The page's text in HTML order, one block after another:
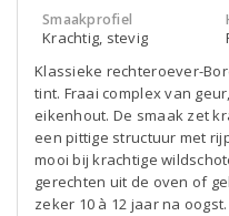
Smaakprofiel
Krachtig, stevig
Klassieke rechteroever-
tint. Fraai complex van
eikenhout. De smaak zet
een pittige structuur met
mooi bij krachtige
gerechten uit de oven of
zeker 10 à 12 jaar na oogst.